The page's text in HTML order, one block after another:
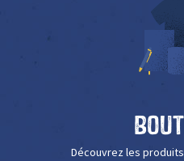
Découvrez les